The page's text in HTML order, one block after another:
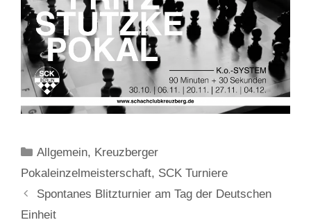
Kategorien
Allgemein, Kreuzberger
Pokaleinzelmeisterschaft, SCK Turniere
Spontanes Blitzturnier am Tag der Deutschen
Einheit